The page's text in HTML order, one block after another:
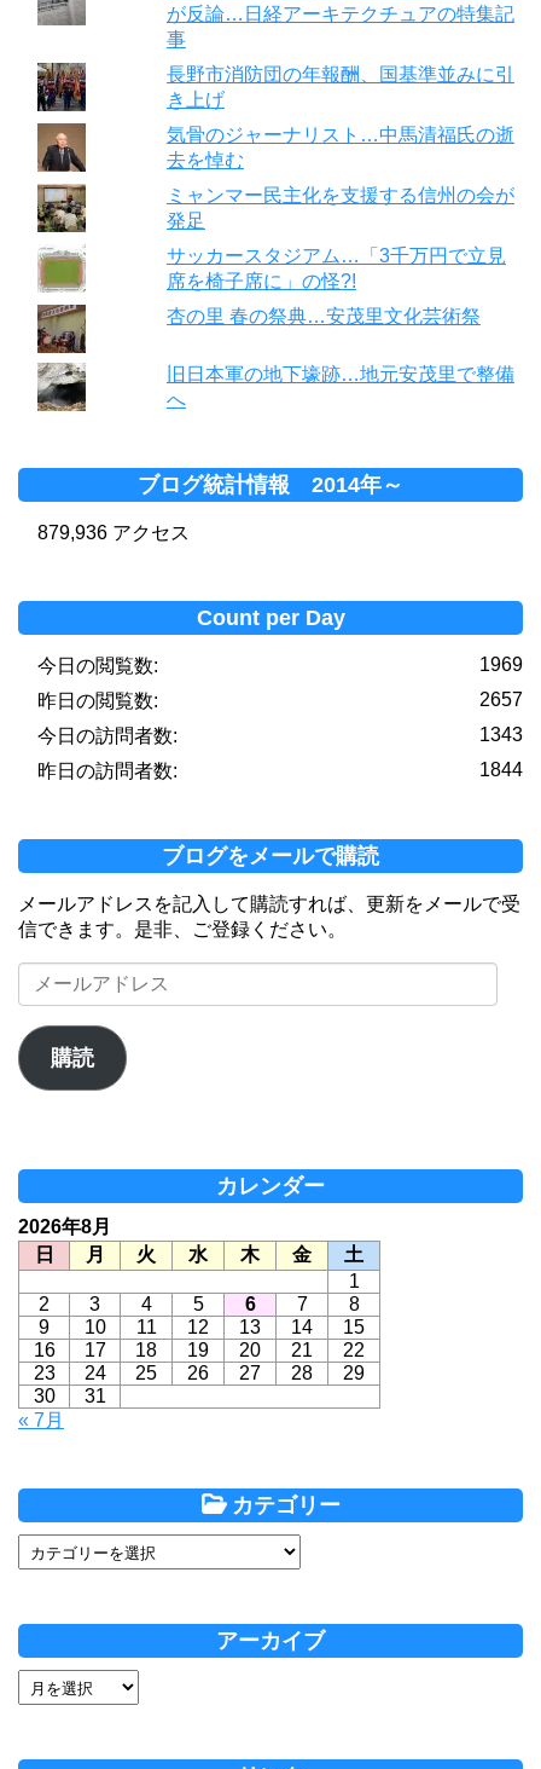
が反論…日経アーキテクチュアの特集記
事
長野市消防団の年報酬、国基準並みに引
き上げ
気骨のジャーナリスト…中馬清福氏の逝
去を悼む
ミャンマー民主化を支援する信州の会が
発足
サッカースタジアム…「3千万円で立見
席を椅子席に」の怪?!
杏の里 春の祭典…安茂里文化芸術祭
旧日本軍の地下壕跡…地元安茂里で整備
へ
ブログ統計情報 2014年～
879,936 アクセス
Count per Day
1969
今日の閲覧数:
2657
昨日の閲覧数:
1343
今日の訪問者数:
1844
昨日の訪問者数:
ブログをメールで購読
メールアドレスを記入して購読すれば、更新をメールで受
信できます。是非、ご登録ください。
メ
ー
ア
ド
購読
カレンダー
2026年8月
日
月 火 水 木 金
土
1
2
3 4 5 6 7
8
9
10 11 12 13 14
15
16
17 18 19 20 21
22
23
24 25 26 27 28
29
30
31
« 7月
カテゴリー
アーカイブ